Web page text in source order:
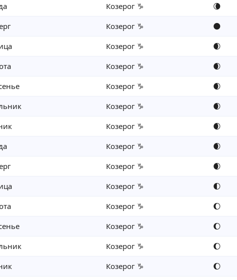
Козерог ♑
🌘
Козерог ♑
🌑
Козерог ♑
🌒
Козерог ♑
🌒
Козерог ♑
🌒
Козерог ♑
🌒
Козерог ♑
🌒
Козерог ♑
🌒
Козерог ♑
🌒
Козерог ♑
🌓
Козерог ♑
🌔
Козерог ♑
🌔
Козерог ♑
🌔
Козерог ♑
🌔